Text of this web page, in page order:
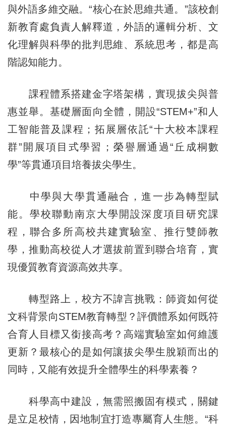
與外語多維交融。“核心在於思維共通。”該校創
新教育處負責人解釋道，外語的邏輯分析、文
化理解與科學的批判思維、系統思考，都是高
階認知能力。
課程體系搭建金字塔架構，實現拔尖與普
惠並舉。基礎層面向全體，開設“STEM+”和人
工智能普及課程；拓展層依託“十大校本課程
群”開展項目式學習；榮譽層通過“丘成桐數
學”等貫通項目培養拔尖學生。
中學與大學貫通融合，進一步為轉型賦
能。學校聯動南京大學開設深度項目研究課
程，聯合多所高校共建實驗室、推行雙師教
學，推動高校從人才選拔前置到聯合培育，實
現優質教育資源高效共享。
轉型路上，校方不諱言挑戰：師資如何從
文科背景向STEM教育轉型？評價體系如何既符
合育人目標又銜接高考？高端實驗室如何維護
更新？最核心的是如何讓拔尖學生脫穎而出的
同時，又能有效提升全體學生的科學素養？
科學高中建設，無需照搬固有模式，關鍵
是立足校情，因地制宜打造專屬育人生態。“科